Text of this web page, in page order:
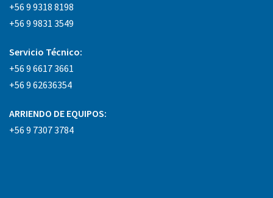
+56 9 9318 8198
+56 9 9831 3549
Servicio Técnico:
+56 9 6617 3661
+56 9 62636354
ARRIENDO DE EQUIPOS:
+56 9 7307 3784